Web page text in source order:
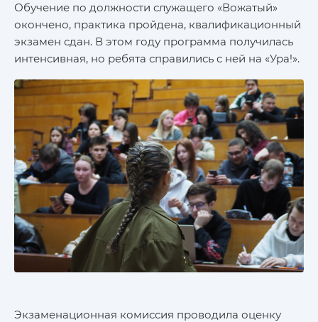
Обучение по должности служащего «Вожатый»
окончено, практика пройдена, квалификационный
экзамен сдан. В этом году программа получилась
интенсивная, но ребята справились с ней на «Ура!».
Экзаменационная комиссия проводила оценку